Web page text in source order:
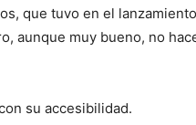
que tuvo en el
aunque muy bueno, no
su accesibilidad.